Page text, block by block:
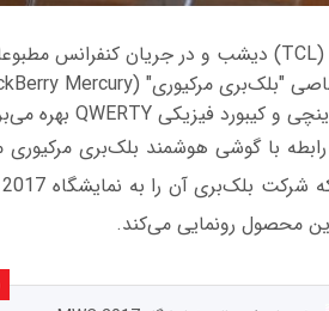
با گوشی هوشمند بلک‌بری
محصول رونمایی می‌کند.